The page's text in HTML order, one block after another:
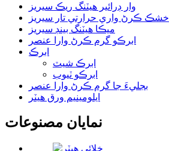
وار ڊرائير هيٽنگ ريڪ سيريز
خشڪ ڪرڻ واري حرارتي تار سيريز
ميڪا هيٽنگ بينڊ سيريز
ابرڪو گرم ڪرڻ وارا عنصر
ابرڪ
ابرڪ شيٽ
ابرڪو ٽيوب
بجليءَ جا گرم ڪرڻ وارا عنصر
ايلومينيم ورق هيٽر
نمايان مصنوعات